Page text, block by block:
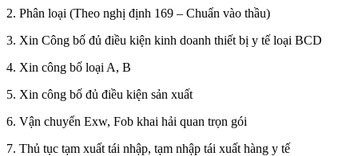
2. Phân loại (Theo nghị định 169 – Chuẩn vào thầu)
3. Xin Công bố đủ điều kiện kinh doanh thiết bị y tế loại BCD
4. Xin công bố loại A, B
5. Xin công bố đủ điều kiện sản xuất
6. Vận chuyển Exw, Fob khai hải quan trọn gói
7. Thủ tục tạm xuất tái nhập, tạm nhập tái xuất hàng y tế